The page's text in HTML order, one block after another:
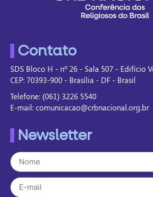
Contato
SDS Bloco H - nº 26 - Sala 507 - Edifício
CEP: 70393-900 - Brasília - DF - Brasil
Telefone: (061) 3226 5540
E-mail: comunicacao@crbnacional.org.br
Newsletter